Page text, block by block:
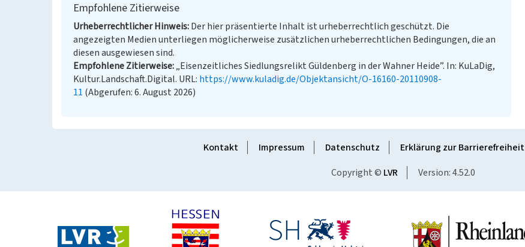
Empfohlene Zitierweise
Urheberrechtlicher Hinweis Der hier präsentierte Inhalt ist urheberrechtlich geschützt. Die
angezeigten Medien unterliegen möglicherweise zusätzlichen urheberrechtlichen Bedingungen, die an
diesen ausgewiesen sind.
Empfohlene Zitierweise „Eisenzeitliches Siedlungsrelikt Güldenberg in der Wahner Heide”. In: KuLaDig,
Kultur.Landschaft.Digital. URL: https://www.kuladig.de/Objektansicht/O-16160-20110908-
11 (Abgerufen: 6. August 2026)
Kontakt Impressum Datenschutz Erklärung zur Barrierefreiheit
Copyright © LVR Version: 4.52.0